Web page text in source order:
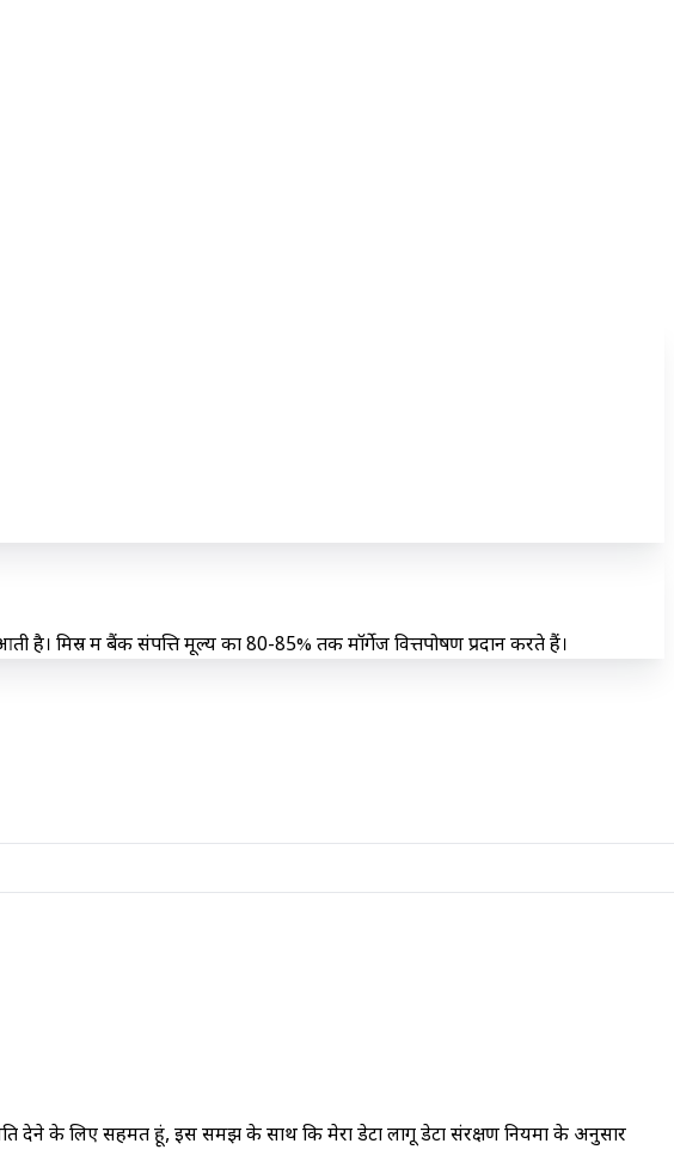
मिस्र में बैंक संपत्ति मूल्य का 80-85% तक मॉर्गेज वित्तपोषण प्रदान करते हैं।
देने के लिए सहमत हूं, इस समझ के साथ कि मेरा डेटा लागू डेटा संरक्षण नियमों के अनुसार